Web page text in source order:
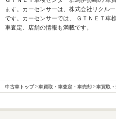
ます。カーセンサーは、株式会社リクル
です。カーセンサーでは、 ＧＴＮＥＴ車
車査定、店舗の情報も満載です。
中古車トップ 車買取・車査定・車売却 車買取